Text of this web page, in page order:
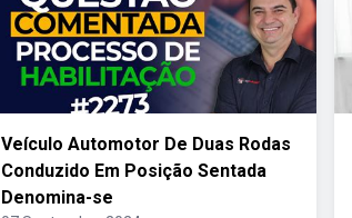
Veículo Automotor De Duas Rodas
Conduzido Em Posição Sentada
Denomina-se